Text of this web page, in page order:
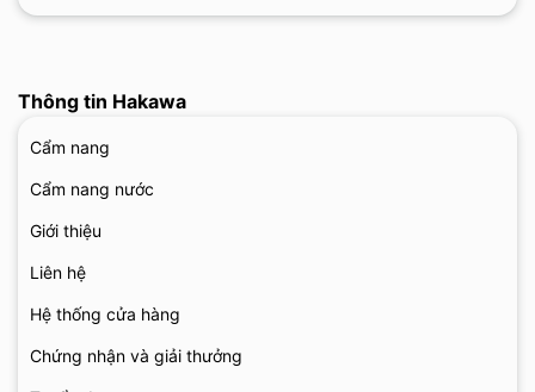
Thông tin Hakawa
Cẩm nang
Cẩm nang nước
Giới thiệu
Liên hệ
Hệ thống cửa hàng
Chứng nhận và giải thưởng